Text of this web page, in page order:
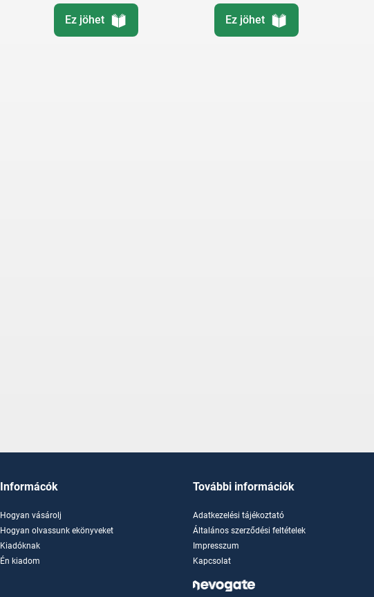
Ez jöhet Ez jöhet
Informácók
Hogyan vásárolj
Hogyan olvassunk ekönyveket
Kiadóknak
Én kiadom
További információk
Adatkezelési tájékoztató
Általános szerződési feltételek
Impresszum
Kapcsolat